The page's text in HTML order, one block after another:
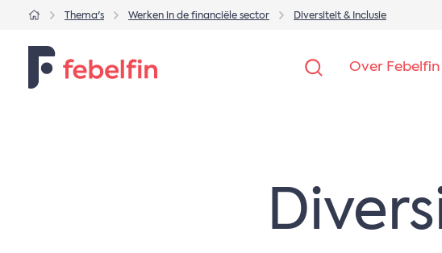
Thema's Werken in de financiële sector Diversiteit & Inclusie
Over Febelfin